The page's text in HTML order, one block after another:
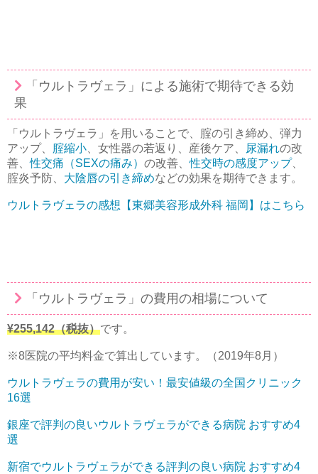
「ウルトラヴェラ」による施術で期待できる効
果
「ウルトラヴェラ」を用いることで、腟の引き締め、弾力
アップ、 腟縮小 、女性器の若返り、産後ケア、 尿漏れの改
善、性交痛（SEXの痛み） の改善、性交時の感度アップ、
腟炎予防、 大陰唇の引き締めなどの効果を期待できます。
ウルトラヴェラの感想【東郷美容形成外科 福岡】はこちら
「ウルトラヴェラ」の費用の相場について
¥255,142（税抜）です。
※8医院の平均料金で算出しています。（2019年8月）
ウルトラヴェラの費用が安い！最安値級の全国クリニック
16選
銀座で評判の良いウルトラヴェラができる病院 おすすめ4
選
新宿でウルトラヴェラができる評判の良い病院 おすすめ4